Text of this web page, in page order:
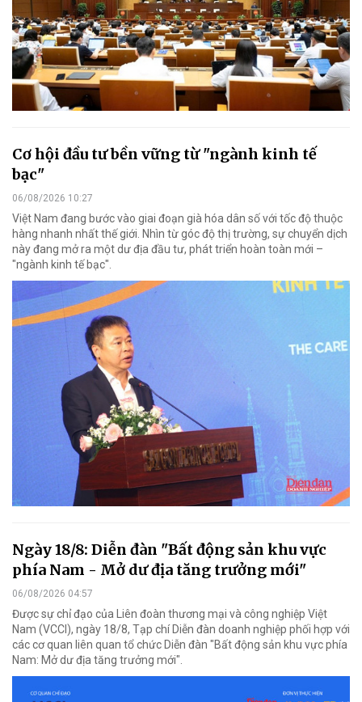
Cơ hội đầu tư bền vững từ "ngành kinh tế
bạc"
06/08/2026 10:27
Việt Nam đang bước vào giai đoạn già hóa dân số với tốc độ thuộc
hàng nhanh nhất thế giới. Nhìn từ góc độ thị trường, sự chuyển dịch
này đang mở ra một dư địa đầu tư, phát triển hoàn toàn mới –
"ngành kinh tế bạc".
Ngày 18/8: Diễn đàn "Bất động sản khu vực
phía Nam - Mở dư địa tăng trưởng mới"
06/08/2026 04:57
Được sự chỉ đạo của Liên đoàn thương mại và công nghiệp Việt
Nam (VCCI), ngày 18/8, Tạp chí Diễn đàn doanh nghiệp phối hợp với
các cơ quan liên quan tổ chức Diễn đàn "Bất động sản khu vực phía
Nam: Mở dư địa tăng trưởng mới".